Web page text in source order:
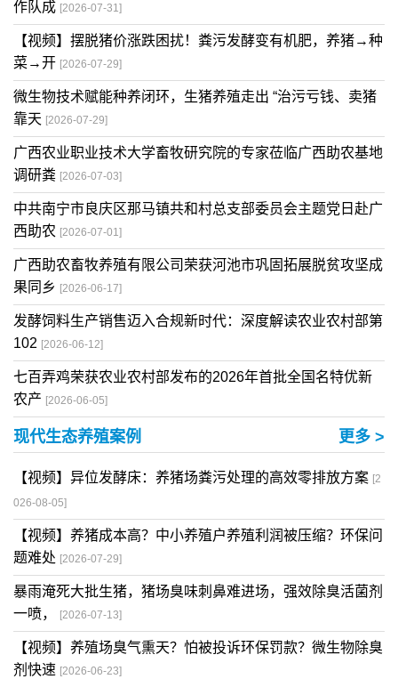
作队成 [2026-07-31]
【视频】摆脱猪价涨跌困扰！粪污发酵变有机肥，养猪→种
菜→开 [2026-07-29]
微生物技术赋能种养闭环，生猪养殖走出 “治污亏钱、卖猪
靠天 [2026-07-29]
广西农业职业技术大学畜牧研究院的专家莅临广西助农基地
调研粪 [2026-07-03]
中共南宁市良庆区那马镇共和村总支部委员会主题党日赴广
西助农 [2026-07-01]
广西助农畜牧养殖有限公司荣获河池市巩固拓展脱贫攻坚成
果同乡 [2026-06-17]
发酵饲料生产销售迈入合规新时代：深度解读农业农村部第
102 [2026-06-12]
七百弄鸡荣获农业农村部发布的2026年首批全国名特优新
农产 [2026-06-05]
现代生态养殖案例 更多 >
【视频】异位发酵床：养猪场粪污处理的高效零排放方案 [2
026-08-05]
【视频】养猪成本高？中小养殖户养殖利润被压缩？环保问
题难处 [2026-07-29]
暴雨淹死大批生猪，猪场臭味刺鼻难进场，强效除臭活菌剂
一喷，
[2026-07-13]
【视频】养殖场臭气熏天？怕被投诉环保罚款？微生物除臭
剂快速 [2026-06-23]